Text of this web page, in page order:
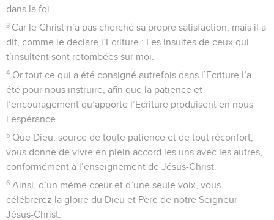
dans la foi.
3 Car le Christ n’a pas cherché sa propre satisfaction, mais il a
dit, comme le déclare l’Ecriture : Les insultes de ceux qui
t’insultent sont retombées sur moi.
4 Or tout ce qui a été consigné autrefois dans l’Ecriture l’a
été pour nous instruire, afin que la patience et
l’encouragement qu’apporte l’Ecriture produisent en nous
l’espérance.
5 Que Dieu, source de toute patience et de tout réconfort,
vous donne de vivre en plein accord les uns avec les autres,
conformément à l’enseignement de Jésus-Christ.
6 Ainsi, d’un même cœur et d’une seule voix, vous
célébrerez la gloire du Dieu et Père de notre Seigneur
Jésus-Christ.